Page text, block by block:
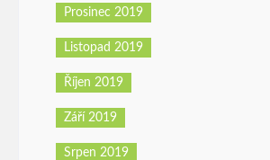
Prosinec 2019
Listopad 2019
Říjen 2019
Září 2019
Srpen 2019